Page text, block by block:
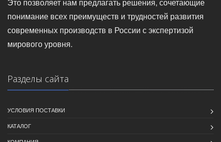
понимание всех преимуществ и трудностей развития
современных производств в России с экспертизой
мирового уровня.
Разделы сайта
УСЛОВИЯ ПОСТАВКИ
КАТАЛОГ